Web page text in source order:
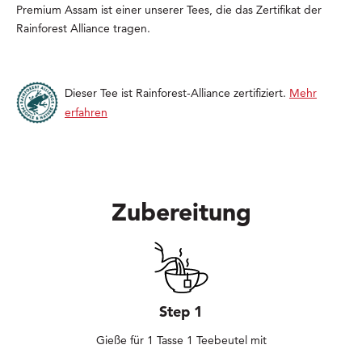
Premium Assam ist einer unserer Tees, die das Zertifikat der
Rainforest Alliance tragen.
Dieser Tee ist Rainforest-Alliance zertifiziert. Mehr
erfahren
Zubereitung
Step 1
Gieße für 1 Tasse 1 Teebeutel mit